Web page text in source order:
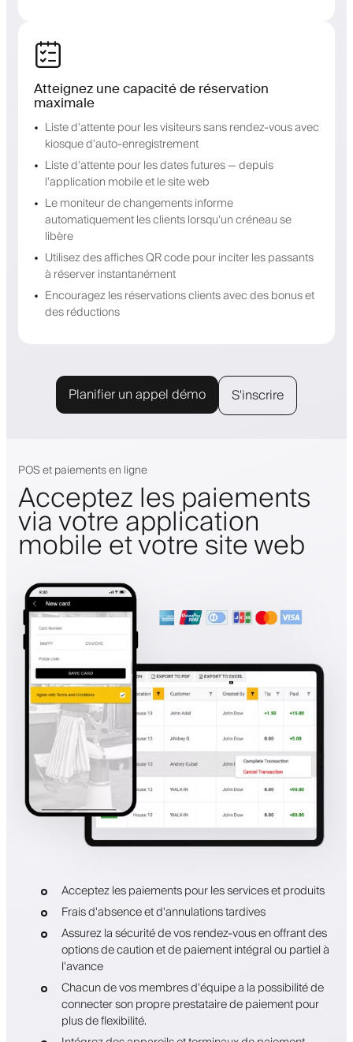
Atteignez une capacité de réservation
maximale
Liste d'attente pour les visiteurs sans rendez-vous avec
kiosque d'auto-enregistrement
Liste d'attente pour les dates futures — depuis
l'application mobile et le site web
Le moniteur de changements informe
automatiquement les clients lorsqu'un créneau se
libère
Utilisez des affiches QR code pour inciter les passants
à réserver instantanément
Encouragez les réservations clients avec des bonus et
des réductions
Planifier un appel démo S'inscrire
POS et paiements en ligne
Acceptez les paiements
via votre application
mobile et votre site web
Acceptez les paiements pour les services et produits
Frais d'absence et d'annulations tardives
Assurez la sécurité de vos rendez-vous en offrant des
options de caution et de paiement intégral ou partiel à
l'avance
Chacun de vos membres d'équipe a la possibilité de
connecter son propre prestataire de paiement pour
plus de flexibilité.